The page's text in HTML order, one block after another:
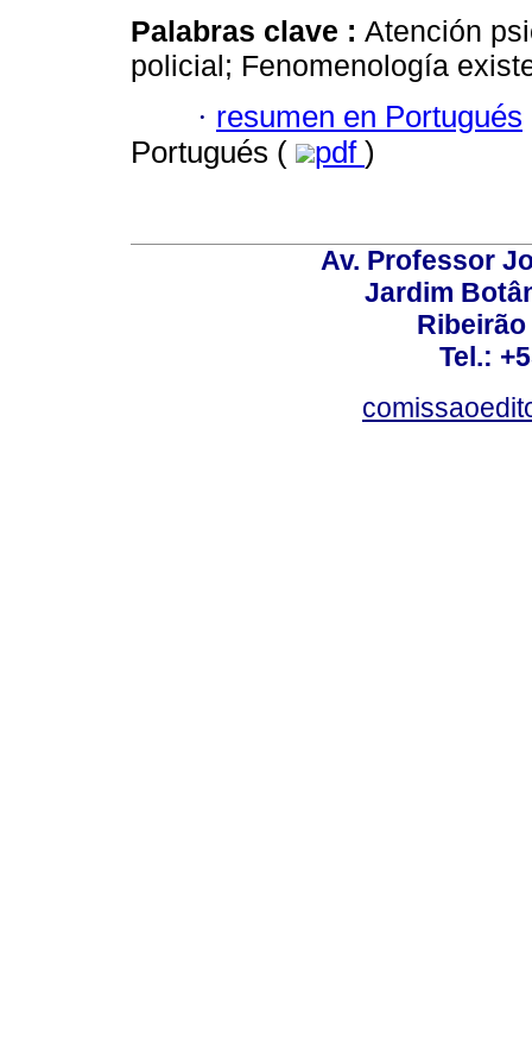
Palabras clave : Atención
policial; Fenomenología
· resumen en Portugués
Portugués (
pdf )
Av. Professor
Jardim
Tel.: